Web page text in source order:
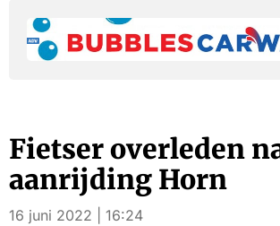
Fietser overleden
aanrijding Horn
16 juni 2022 | 16:24